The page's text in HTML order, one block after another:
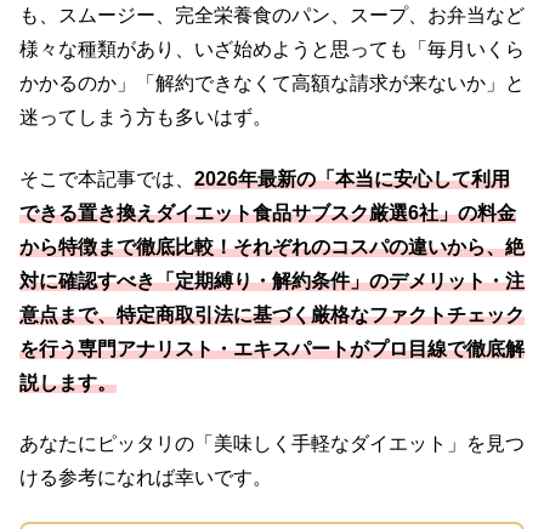
も、スムージー、完全栄養食のパン、スープ、お弁当など
様々な種類があり、いざ始めようと思っても「毎月いくら
かかるのか」「解約できなくて高額な請求が来ないか」と
迷ってしまう方も多いはず。
そこで本記事では、 2026年最新の「本当に安心して利用
できる置き換えダイエット食品サブスク厳選6社」の料金
から特徴まで徹底比較！それぞれのコスパの違いから、絶
対に確認すべき「定期縛り・解約条件」のデメリット・注
意点まで、特定商取引法に基づく厳格なファクトチェック
を行う専門アナリスト・エキスパートがプロ目線で徹底解
説します。
あなたにピッタリの「美味しく手軽なダイエット」を見つ
ける参考になれば幸いです。